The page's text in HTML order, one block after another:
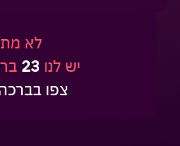
לא
יש לנו 23
צפו